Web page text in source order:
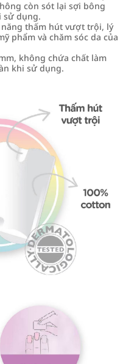
còn sót lại sợi bông
sử dụng.
thấm hút vượt trội, lý
phẩm và chăm sóc da của
không chứa chất làm
khi sử dụng.